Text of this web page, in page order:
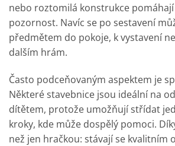
nebo roztomilá konstrukce
pozornost. Navíc se po sestavení
předmětem do pokoje, k vystavení
dalším hrám.
Často podceňovaným aspektem je
Některé stavebnice jsou ideální na
dítětem, protože umožňují střídat
kroky, kde může dospělý pomoci.
než jen hračkou: stávají se kvalitním